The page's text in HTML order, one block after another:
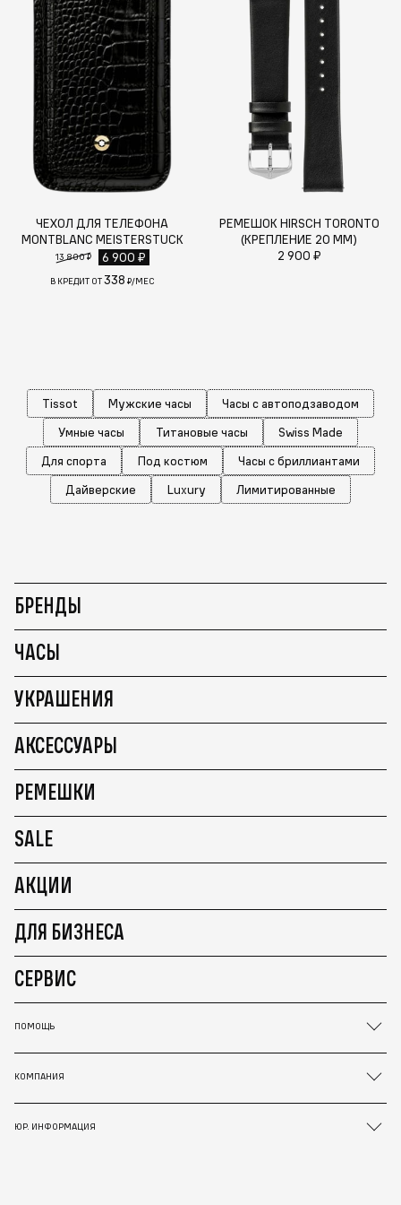
ЧЕХОЛ ДЛЯ ТЕЛЕФОНА
MONTBLANC MEISTERSTUCK
13 800 ₽ 6 900 ₽
В КРЕДИТ ОТ338 ₽/МЕС
РЕМЕШОК HIRSCH TORONTO
(КРЕПЛЕНИЕ 20 ММ)
2 900 ₽
Tissot Мужские часы
Часы с автоподзаводом
Умные часы
Титановые часы
Swiss Made
Для спорта
Под костюм
Часы с бриллиантами
Дайверские
Luxury Лимитированные
БРЕНДЫ
ЧАСЫ
УКРАШЕНИЯ
АКСЕССУАРЫ
РЕМЕШКИ
SALE
АКЦИИ
ДЛЯ БИЗНЕСА
СЕРВИС
ПОМОЩЬ
КОМПАНИЯ
ЮР. ИНФОРМАЦИЯ